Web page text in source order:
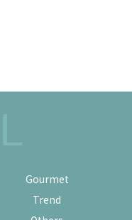
Gourmet
Trend